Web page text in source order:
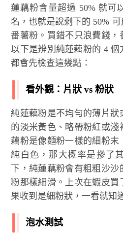
蓮藕粉含量超過 50% 就可
名，也就是說剩下的 50%
番薯粉。買錯不只浪費錢，
以下是辨別純蓮藕粉的 4
都會先檢查這幾點：
看外觀：片狀 vs 粉狀
純蓮藕粉是不均勻的薄片狀
的淡米黃色、略帶粉紅或
藕粉是像麵粉一樣的細粉末
純白色，那大概率是摻了
下，純蓮藕粉會有粗粗沙
粉那樣細滑。上次在蝦皮買
果收到是細粉狀，一看就知
泡水測試